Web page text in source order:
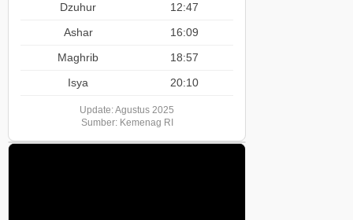
Dzuhur
12:47
Ashar
16:09
Maghrib
18:57
Isya
20:10
Update: Agustus 2025
Sumber: Kemenag RI